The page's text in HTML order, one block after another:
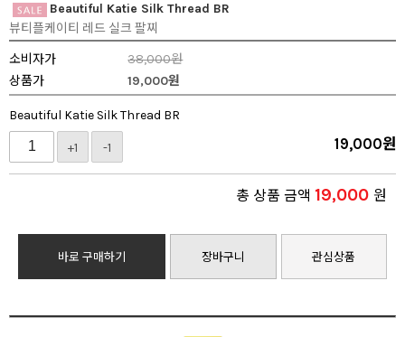
Beautiful Katie Silk Thread BR
뷰티플케이티 레드 실크 팔찌
소비자가
38,000원
상품가
19,000원
Beautiful Katie Silk Thread BR
+1 -1 19,000원
총 상품 금액 19,000 원
바로 구매하기 장바구니 관심상품